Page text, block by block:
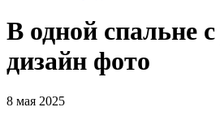
В одной спальне
дизайн фото
8 мая 2025